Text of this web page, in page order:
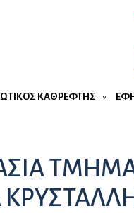
ΚΑΘΡΈΦΤΗΣ